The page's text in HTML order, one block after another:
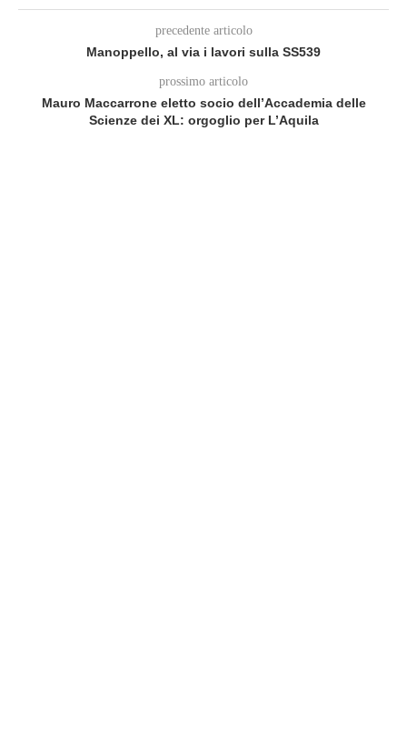
precedente articolo
Manoppello, al via i lavori sulla SS539
prossimo articolo
Mauro Maccarrone eletto socio dell’Accademia delle
Scienze dei XL: orgoglio per L’Aquila